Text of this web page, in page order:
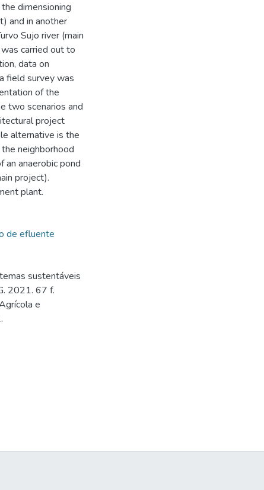
dimensioning
and in another
Sujo river (main
carried out to
data on
field survey was
of the
two scenarios and
project
alternative is the
neighborhood
an anaerobic pond
project).
plant.
de efluente
sustentáveis
2021. 67 f.
e